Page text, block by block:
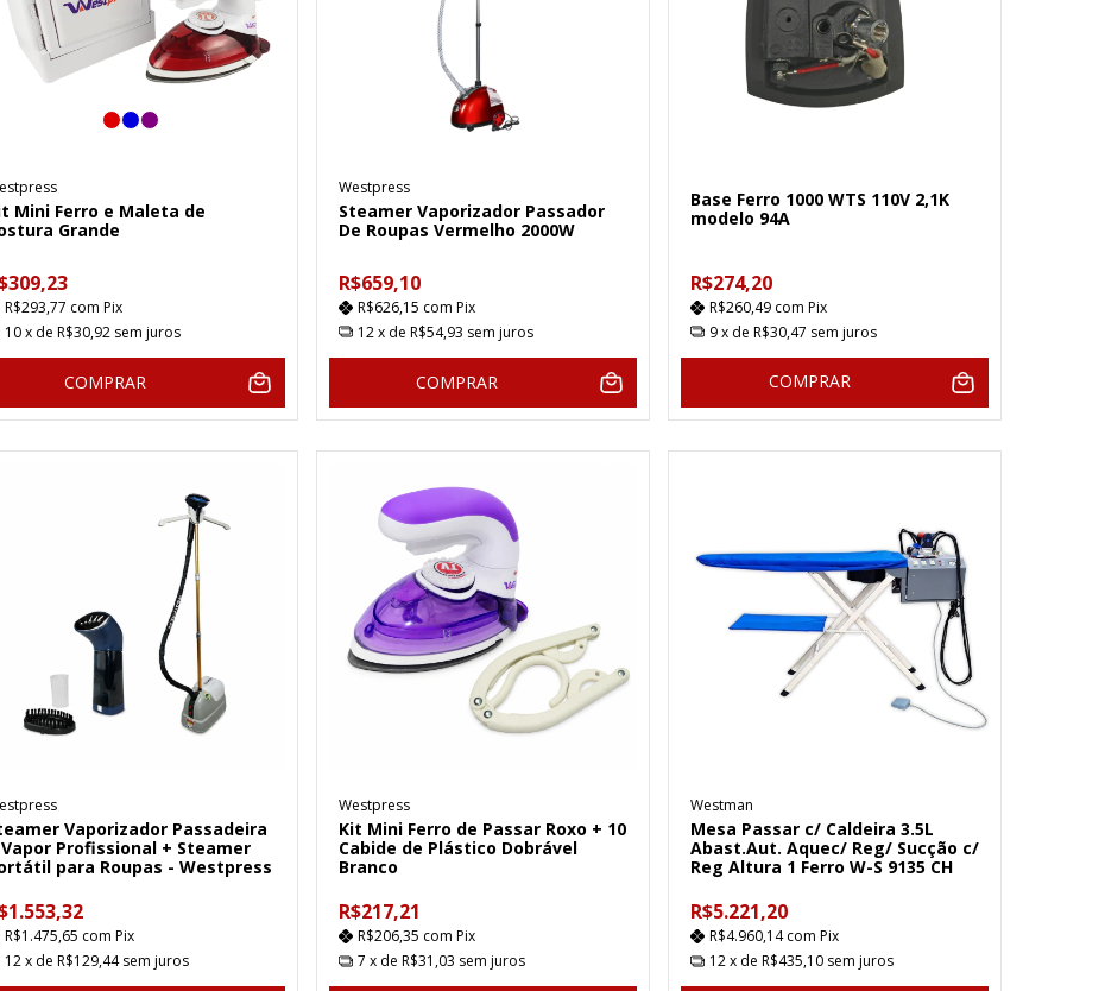
Mini Ferro e Maleta de
Grande
R$293,77 com Pix
10x deR$30,92 sem juros
COMPRAR
Westpress
Steamer Vaporizador Passador
De Roupas Vermelho 2000W
R$659,10
R$626,15 com Pix
12 x de R$54,93 sem juros
COMPRAR
Base Ferro 1000 WTS 110V 2,1K
modelo 94A
R$274,20
R$260,49 com Pix
9x de R$30,47 sem juros
COMPRAR
Vaporizador Passadeira
Profissional + Steamer
para Roupas - Westpress
R$1.475,65 com Pix
12x deR$129,44 sem juros
Westpress
Kit Mini Ferro de Passar Roxo + 10
Cabide de Plástico Dobrável
Branco
R$217,21
R$206,35 com Pix
7 x de R$31,03 sem juros
Westman
Mesa Passar c/ Caldeira 3.5L
Abast.Aut. Aquec/ Reg/ Sucção c/
Reg Altura 1 Ferro W-S 9135 CH
R$5.221,20
R$4.960,14com Pix
12x de R$435,10 sem juros